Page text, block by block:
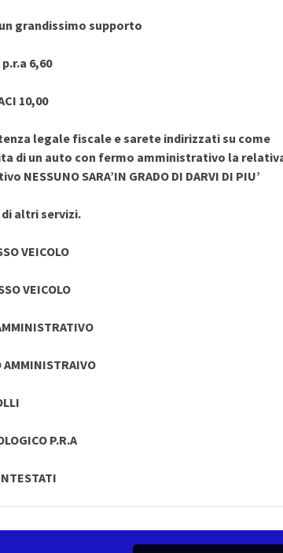
grandissimo supporto
6,60
10,00
legale fiscale e sarete indirizzati su come
di un auto con fermo amministrativo la
SARA’IN GRADO DI DARVI DI PIU’
altri servizi.
VEICOLO
VEICOLO
AMMINISTRAIVO
P.R.A